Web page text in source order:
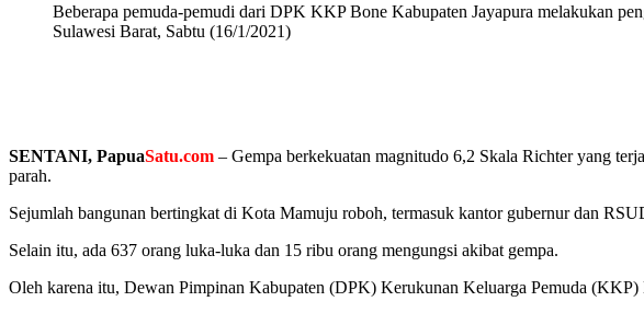
Beberapa pemuda-pemudi dari DPK KKP Bone Kabupaten Jayapura melakukan
Sulawesi Barat, Sabtu (16/1/2021)
SENTANI, PapuaSatu.com – Gempa berkekuatan magnitudo 6,2 Skala Richter yang
parah.
Sejumlah bangunan bertingkat di Kota Mamuju roboh, termasuk kantor gubernur dan
Selain itu, ada 637 orang luka-luka dan 15 ribu orang mengungsi akibat gempa.
Oleh karena itu, Dewan Pimpinan Kabupaten (DPK) Kerukunan Keluarga Pemuda (KKP)